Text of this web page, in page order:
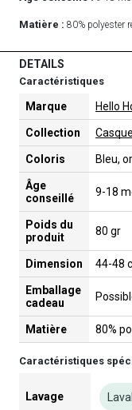
Matière : 80% polyester
DETAILS
Caractéristiques
Marque Hello
Collection
Coloris Bleu,
Âge
conseillé
9-18
Poids du
produit
80 gr
Dimension 44-48
Emballage
cadeau
Matière 80%
Caractéristiques
Lavage